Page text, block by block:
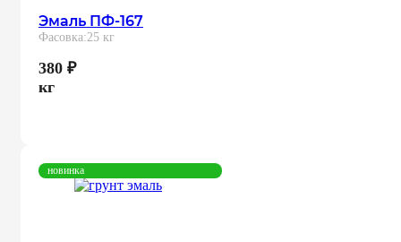
Эмаль ПФ-167
Фасовка:25 кг
380 ₽
кг
новинка